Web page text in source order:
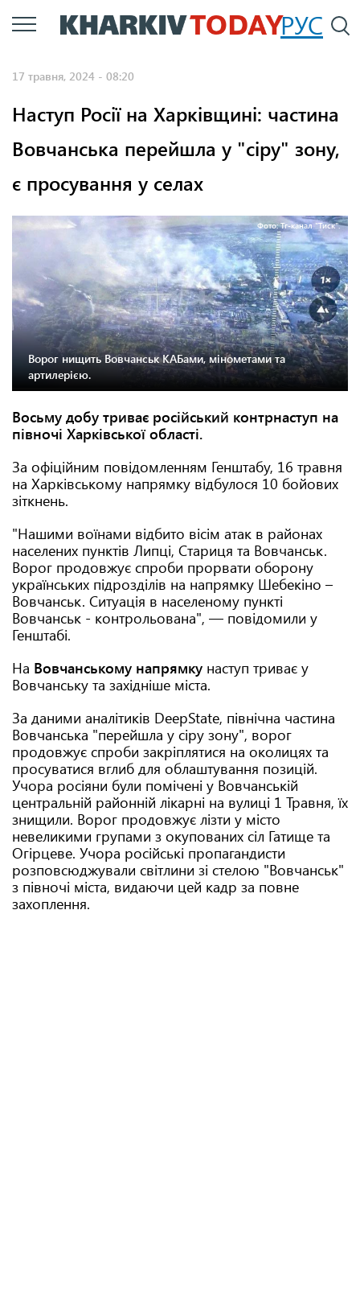
Перейти
до
РУС
17 травня, 2024 - 08:20
Наступ Росії на Харківщині: частина
Вовчанська перейшла у "сіру" зону,
є просування у селах
Фото: Тг-канал "Тиск".
Ворог нищить Вовчанськ КАБами, мінометами та
артилерією.
Восьму добу триває російський контрнаступ на
півночі Харківської області.
За офіційним повідомленням Генштабу, 16 травня
на Харківському напрямку відбулося 10 бойових
зіткнень.
"Нашими воїнами відбито вісім атак в районах
населених пунктів Липці, Стариця та Вовчанськ.
Ворог продовжує спроби прорвати оборону
українських підрозділів на напрямку Шебекіно –
Вовчанськ. Ситуація в населеному пункті
Вовчанськ - контрольована", — повідомили у
Генштабі.
На Вовчанському напрямку наступ триває у
Вовчанську та західніше міста.
За даними аналітиків DeepState, північна частина
Вовчанська "перейшла у сіру зону", ворог
продовжує спроби закріплятися на околицях та
просуватися вглиб для облаштування позицій.
Учора росіяни були помічені у Вовчанській
центральній районній лікарні на вулиці 1 Травня, їх
знищили. Ворог продовжує лізти у місто
невеликими групами з окупованих сіл Гатище та
Огірцеве. Учора російські пропагандисти
розповсюджували світлини зі стелою "Вовчанськ"
з півночі міста, видаючи цей кадр за повне
захоплення.